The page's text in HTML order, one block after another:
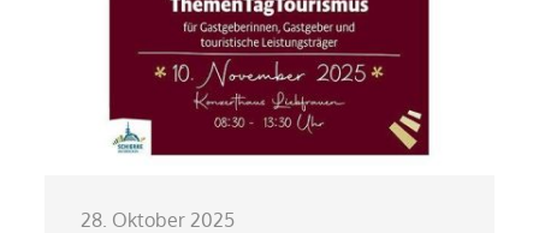
28. Oktober 2025